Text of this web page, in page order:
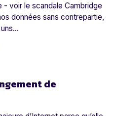
- voir le scandale Cambridge
données sans contrepartie,
uns…
de